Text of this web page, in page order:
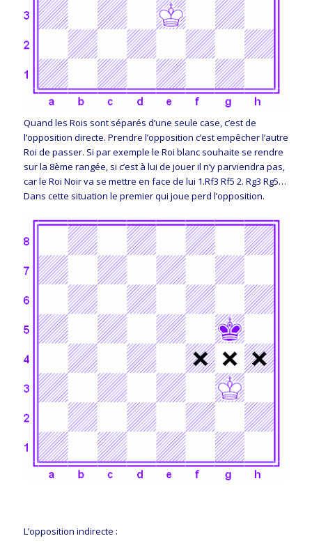
Quand les Rois sont séparés d’une seule case, c’est de
l’opposition directe. Prendre l’opposition c’est empêcher l’autre
Roi de passer. Si par exemple le Roi blanc souhaite se rendre
sur la 8ème rangée, si c’est à lui de jouer il n’y parviendra pas,
car le Roi Noir va se mettre en face de lui 1.Rf3 Rf5 2. Rg3 Rg5…
Dans cette situation le premier qui joue perd l’opposition.
L’opposition indirecte :